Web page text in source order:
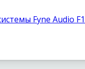
Fyne Audio